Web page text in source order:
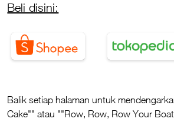
Beli disini:
Balik setiap halaman untuk
Cake"" atau ""Row, Row, Row Your